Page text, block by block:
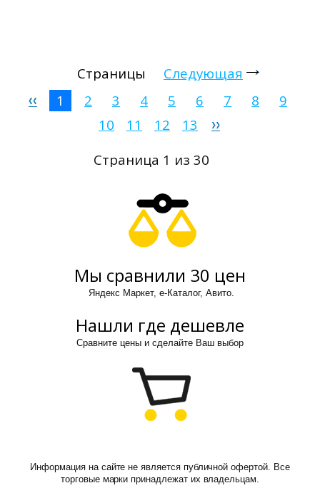
Страницы
Следующая
1
2 3 4 5 6 7 8
9
10
11 12
13
Страница 1 из 30
Мы сравнили 30 цен
Яндекс Маркет, е-Каталог, Авито.
Нашли где дешевле
Сравните цены и сделайте Ваш выбор
Информация на сайте не является публичной офертой. Все
торговые марки принадлежат их владельцам.